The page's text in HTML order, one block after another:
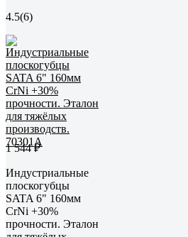
4.5(6)
1 544 ₽
Индустриальные
плоскогубцы
SATA 6" 160мм
CrNi +30%
прочности. Эталон